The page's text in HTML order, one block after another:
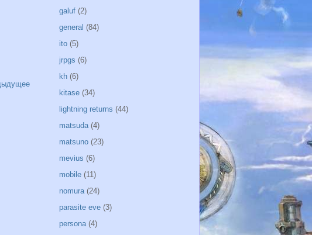
galuf (2)
general (84)
ito (5)
jrpgs (6)
kh (6)
kitase (34)
lightning returns (44)
matsuda (4)
matsuno (23)
mevius (6)
mobile (11)
nomura (24)
parasite eve (3)
persona (4)